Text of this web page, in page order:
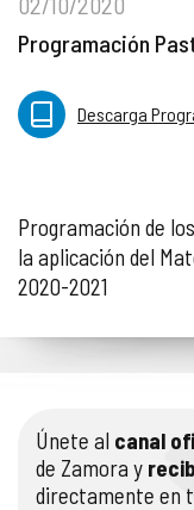
Programación
Programación de
la aplicación del
2020-2021
Únete al canal
de Zamora y
directamente en